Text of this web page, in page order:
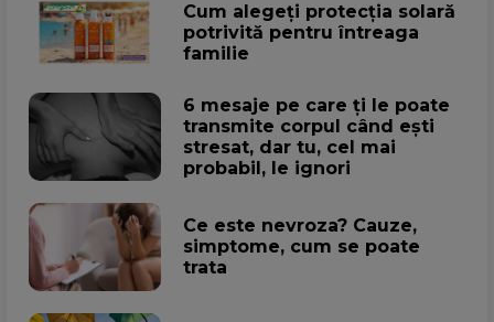
Cum alegeţi protecţia solară
potrivită pentru întreaga
familie
6 mesaje pe care ți le poate
transmite corpul când ești
stresat, dar tu, cel mai
probabil, le ignori
Ce este nevroza? Cauze,
simptome, cum se poate
trata